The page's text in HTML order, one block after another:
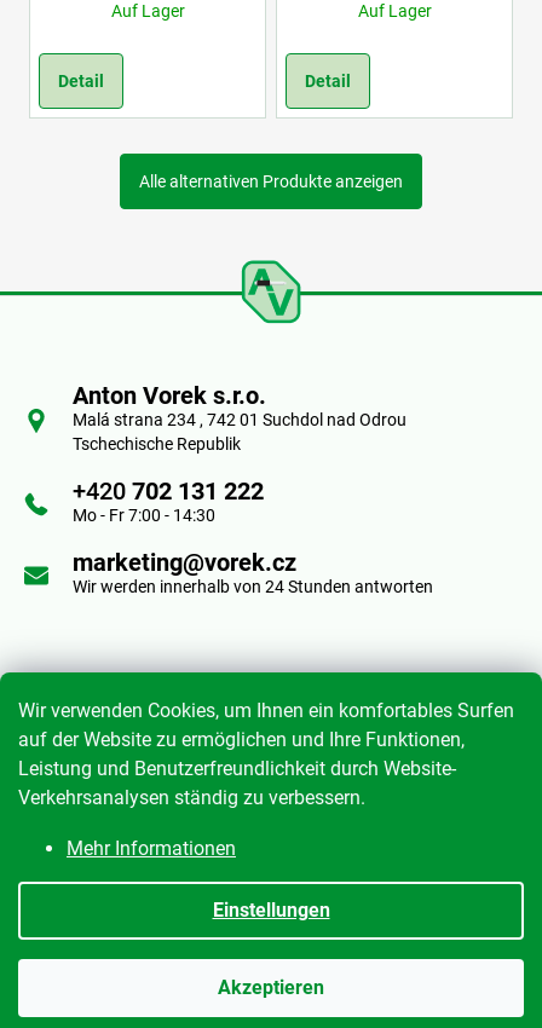
Wir verwenden Cookies, um Ihnen ein komfortables Surfen
auf der Website zu ermöglichen und Ihre Funktionen,
Leistung und Benutzerfreundlichkeit durch Website-
Verkehrsanalysen ständig zu verbessern.
Mehr Informationen
Einstellungen
Akzeptieren
Auf Lager
Detail
Auf Lager
Detail
Alle alternativen Produkte anzeigen
e
Anton Vorek s.r.o.
Malá strana 234 , 742 01 Suchdol nad Odrou
Tschechische Republik
+420 702 131 222
Mo - Fr 7:00 - 14:30
marketing@vorek.cz
Wir werden innerhalb von 24 Stunden antworten
Informace pro vás
Geschäftsbedingungen
Datenschutzrichtlinie
Meine Bestellung
Erstellt von Shoptet | mime digital